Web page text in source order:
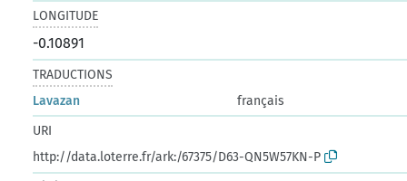
LONGITUDE
-0.10891
TRADUCTIONS
Lavazan
français
URI
http://data.loterre.fr/ark:/67375/D63-QN5W57KN-P